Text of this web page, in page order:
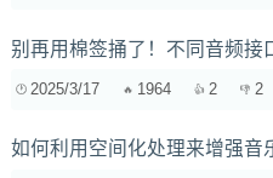
别再用棉签捅了！不同音频接
2025/3/17 1964 2 2
如何利用空间化处理来增强音